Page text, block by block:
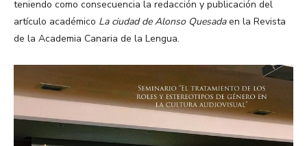
teniendo como consecuencia la redacción y publicación del
artículo académico La ciudad de Alonso Quesadaen la Revista
de la Academia Canaria de la Lengua.